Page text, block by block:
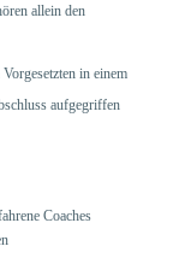
allein den
in einem
aufgegriffen
Coaches